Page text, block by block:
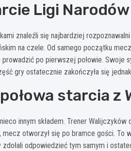
Ligi Narodów
znaleźli się najbardziej
na czele. Od samego początku
po pierwszej połowie. Swoje
gry ostatecznie zakończyła się
starcia z
innym składem. Trener Walijczyków
otworzył się po bramce gości. To
odpowiedzieć tym samym i